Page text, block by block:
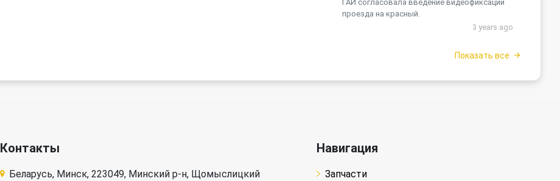
ГАИ согласовала введение видеофиксации
проезда на красный.
3 years ago
Показать все
Контакты
Беларусь, Минск, 223049, Минский р-н, Щомыслицкий
Навигация
Запчасти